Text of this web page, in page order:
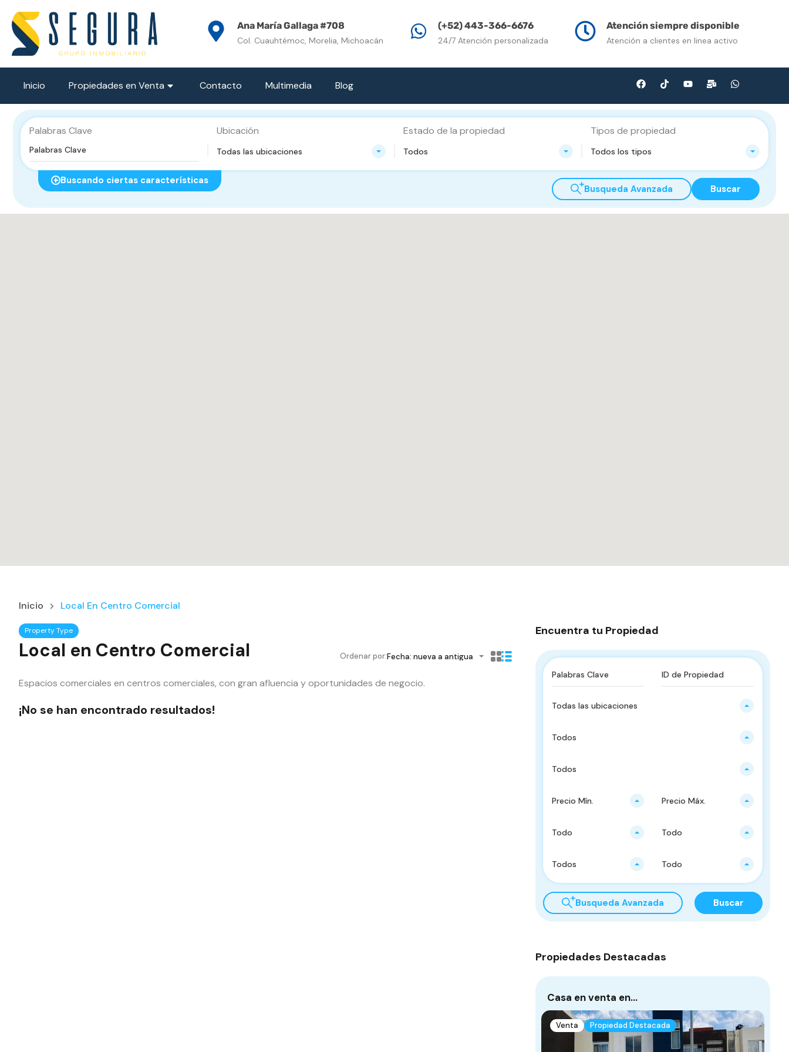
Propiedades en Venta Contacto Multimedia
Ana María Gallaga #708
Col. Cuauhtémoc, Morelia, Michoacán
(+52) 443-366-6676
24/7 Atención personalizada
Atención siempre disponible
Atención a clientes en linea activo
Inicio Propiedades en Venta Contacto Multimedia Blog
Palabras Clave Ubicación
Todas las ubicaciones
Estado de la propiedad
Todos
Tipos de propiedad
Todos los tipos
Buscando ciertas características
Busqueda Avanzada Buscar
Inicio Local En Centro Comercial
Property Type
Local en Centro Comercial Ordenar por:Fecha: nueva a antigua
Espacios comerciales en centros comerciales, con gran afluencia y oportunidades de negocio.
¡No se han encontrado resultados!
Encuentra tu Propiedad
Todas las ubicaciones
Todos
Todos
Precio Mín. Precio Máx.
Todo Todo
Todos Todo
Busqueda Avanzada Buscar
Propiedades Destacadas
Casa en venta en…
Venta Propiedad Destacada